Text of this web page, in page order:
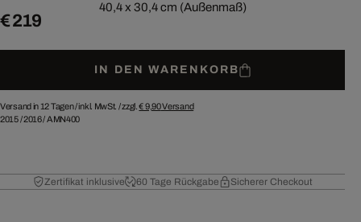
40,4 x 30,4 cm (Außenmaß)
€ 219
IN DEN WARENKORB
Versand in 12 Tagen /inkl. MwSt. / zzgl.€ 9,90Versand
2015/2016/AMN400
Zertifikat inklusive 60 Tage Rückgabe Sicherer Checkout